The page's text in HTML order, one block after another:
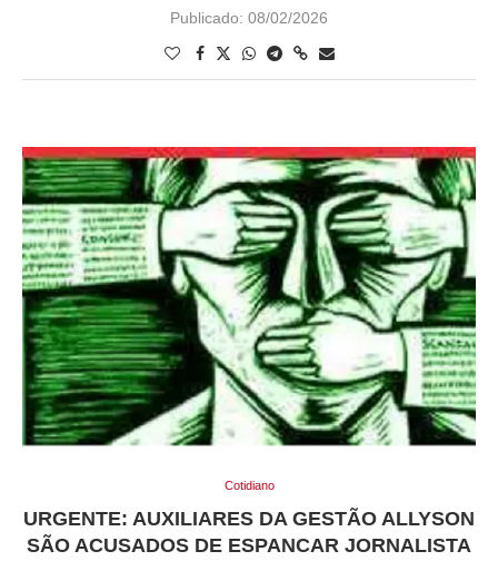
Publicado: 08/02/2026
Cotidiano
URGENTE: AUXILIARES DA GESTÃO ALLYSON
SÃO ACUSADOS DE ESPANCAR JORNALISTA